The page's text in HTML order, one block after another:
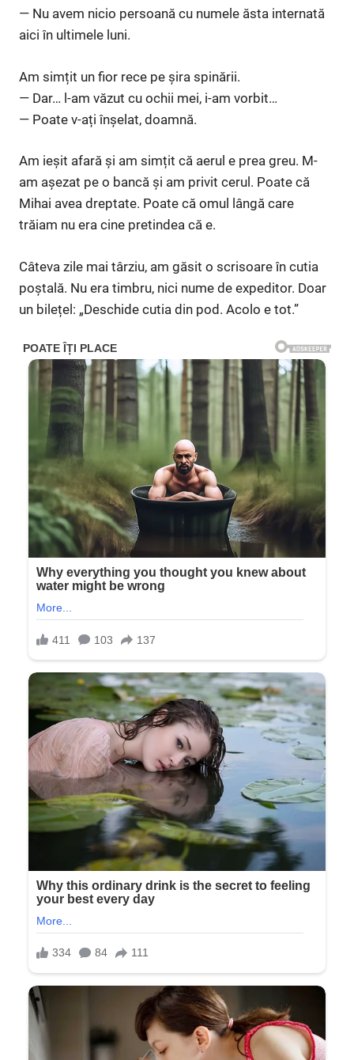
— Nu avem nicio persoană cu numele ăsta internată
aici în ultimele luni.
Am simțit un fior rece pe șira spinării.
— Dar… l-am văzut cu ochii mei, i-am vorbit…
— Poate v-ați înșelat, doamnă.
Am ieșit afară și am simțit că aerul e prea greu. M-
am așezat pe o bancă și am privit cerul. Poate că
Mihai avea dreptate. Poate că omul lângă care
trăiam nu era cine pretindea că e.
Câteva zile mai târziu, am găsit o scrisoare în cutia
poștală. Nu era timbru, nici nume de expeditor. Doar
un bilețel: „Deschide cutia din pod. Acolo e tot.”